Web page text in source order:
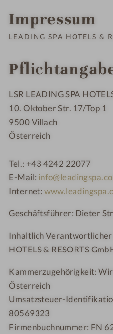
Impressum
LEADING SPA HOTELS &
LSR LEADING SPA
10. Oktober Str. 17/Top 1
9500 Villach
Österreich
Tel.: +43 4242 22077
E-Mail:
Internet:
Geschäftsführer: Dieter
Inhaltlich Verantwortlicher:
HOTELS & RESORTS
Kammerzugehörigkeit:
Österreich
Umsatzsteuer-
80569323
Firmenbuchnummer: FN